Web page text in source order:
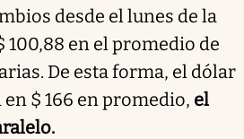
desde el lunes de la
100,88 en el promedio de
De esta forma, el dólar
en $ 166 en promedio, el